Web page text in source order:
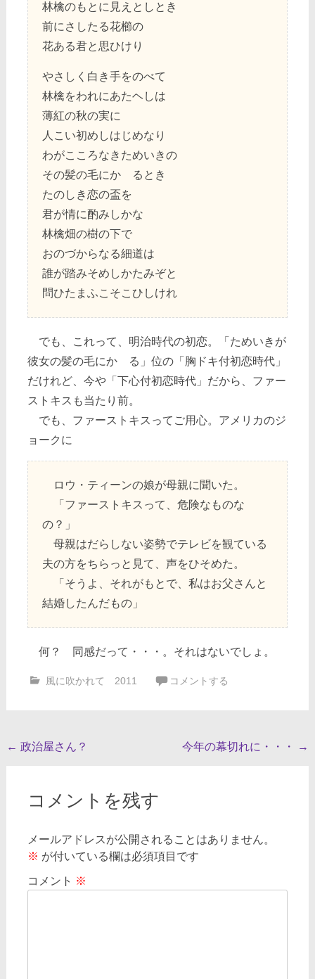
林檎のもとに見えとしとき
前にさしたる花櫛の
花ある君と思ひけり
やさしく白き手をのべて
林檎をわれにあたヘしは
薄紅の秋の実に
人こい初めしはじめなり
わがこころなきためいきの
その髪の毛にかゝるとき
たのしき恋の盃を
君が情に酌みしかな
林檎畑の樹の下で
おのづからなる細道は
誰が踏みそめしかたみぞと
問ひたまふこそこひしけれ
でも、これって、明治時代の初恋。「ためいきが
彼女の髪の毛にかゝる」位の「胸ドキ付初恋時代」
だけれど、今や「下心付初恋時代」だから、ファー
ストキスも当たり前。
でも、ファーストキスってご用心。アメリカのジ
ョークに
ロウ・ティーンの娘が母親に聞いた。
「ファーストキスって、危険なものな
の？」
母親はだらしない姿勢でテレビを観ている
夫の方をちらっと見て、声をひそめた。
「そうよ、それがもとで、私はお父さんと
結婚したんだもの」
何？ 同感だって・・・。それはないでしょ。
風に吹かれて 2011 コメントする
投
← 政治屋さん？ 今年の幕切れに・・・ →
コメントを残す
メールアドレスが公開されることはありません。
※ が付いている欄は必須項目です
コメント ※